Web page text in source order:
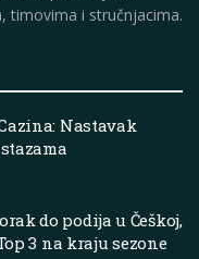
timovima i stručnjacima.
Nastavak
do podija u Češkoj,
3 na kraju sezone